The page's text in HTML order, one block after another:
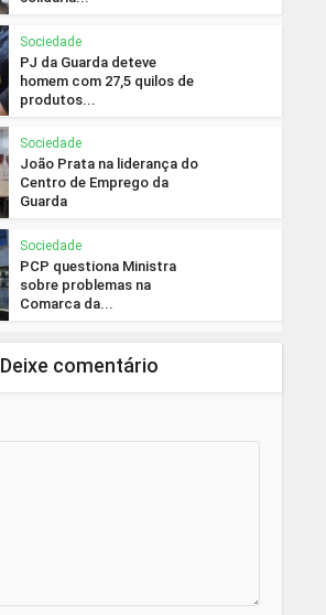
Sociedade
PJ da Guarda deteve
homem com 27,5 quilos de
produtos...
Sociedade
João Prata na liderança do
Centro de Emprego da
Guarda
Sociedade
PCP questiona Ministra
sobre problemas na
Comarca da...
Deixe comentário